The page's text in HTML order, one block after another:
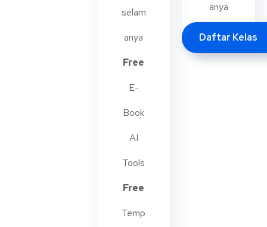
selam
anya
Free
E-
Book
AI
Tools
Free
Temp
anya
Daftar Kelas